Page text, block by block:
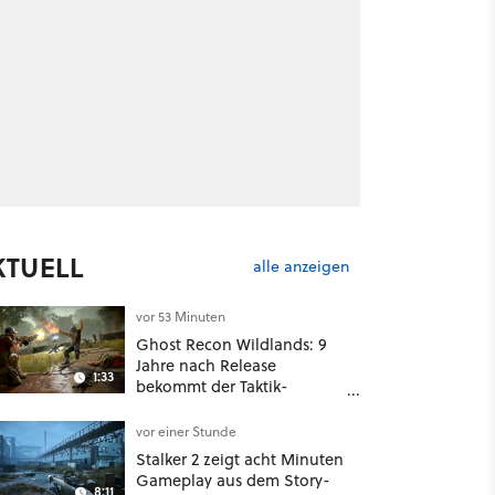
alle anzeigen
1:33
vor 53 Minuten
Ghost Recon Wildlands: 9
Jahre nach Release
bekommt der Taktik-
nochmal ein dickes Update
vor einer Stunde
Stalker 2 zeigt acht Minuten
Gameplay aus dem Story-